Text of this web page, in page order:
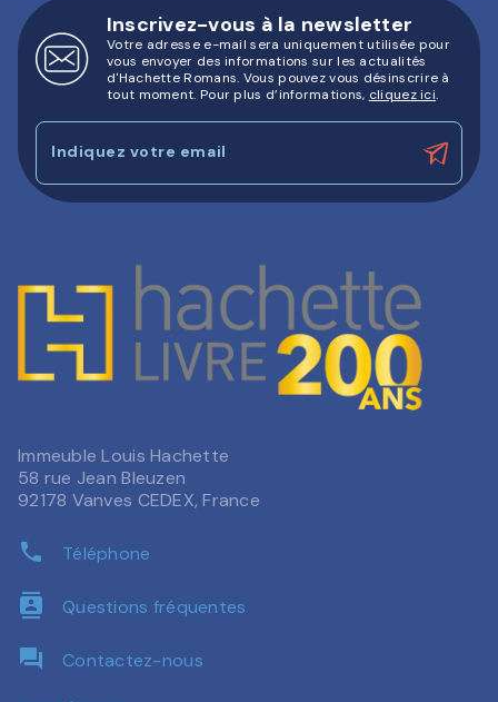
Inscrivez-vous à la newsletter
Votre adresse e-mail sera uniquement utilisée pour
vous envoyer des informations sur les actualités
d'Hachette Romans. Vous pouvez vous désinscrire à
tout moment. Pour plus d’informations, cliquez ici.
Indiquez votre email
Immeuble Louis Hachette
58 rue Jean Bleuzen
92178 Vanves CEDEX, France
phone Téléphone
contacts Questions fréquentes
question_answer Contactez-nous